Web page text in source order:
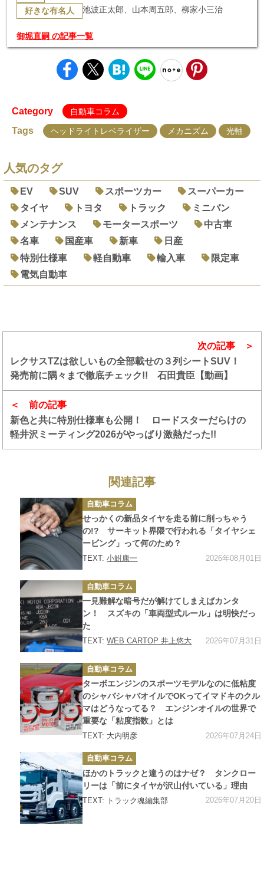
好きな有名人 池波正太郎、山本周五郎、柳家小三治
御堀直嗣 の記事一覧
Category 自動車コラム
Tags ヘッドライトレベライザー メカニズム 光軸
人気のタグ
EV SUV スポーツカー
スーパーカー
タイヤ
トヨタ トラック
ミニバン
メンテナンス
モータースポーツ
中古車
名車
国産車 新車
日産
特別仕様車
軽自動車 輸入車
限定車
電気自動車
前の記事
新色と共に特別仕様車も公開！ ロードスターだらけの
軽井沢ミーティング2026がやっぱり激熱だった!!
次の記事
レクサスTZは欲しいもの全部載せの３列シートSUV！
発売前に隅々まで徹底チェック!! 石田貴臣【動画】
関連記事
カ
テ
ゴ
リ
ー
自動車コラム
せっかくの新品タイヤを走る前に削っちゃう
の!? サーキット界隈で行われる「タイヤシェ
ービング」って何のため？
TEXT:小鮒康一 2026年08月01日
カ
テ
リ
ー
自動車コラム
一見難解な暗号だが解けてしまえばカンタ
ン！ スズキの「車両型式ルール」は明快だっ
た
TEXT:WEB CARTOP 井上悠大 2026年07月31日
カ
テ
ゴ
リ
ー
自動車コラム
ターボエンジンのスポーツモデルなのに低粘度
のシャバシャバオイルでOKってイマドキのクル
マはどうなってる？ エンジンオイルの世界で
重要な「粘度指数」とは
TEXT: 大内明彦 2026年07月24日
カ
テ
ゴ
リ
ー
自動車コラム
ほかのトラックと違うのはナゼ？ タンクロー
リーは「前にタイヤが沢山付いている」理由
TEXT: トラック魂編集部 2026年07月20日